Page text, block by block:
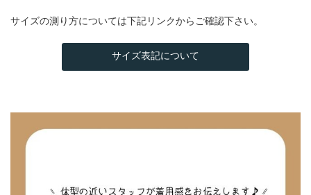
サイズの測り方については下記リンクからご確認下さい。
サイズ表記について